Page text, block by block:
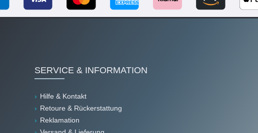
SERVICE & INFORMATION
Hilfe & Kontakt
Retoure & Rückerstattung
Reklamation